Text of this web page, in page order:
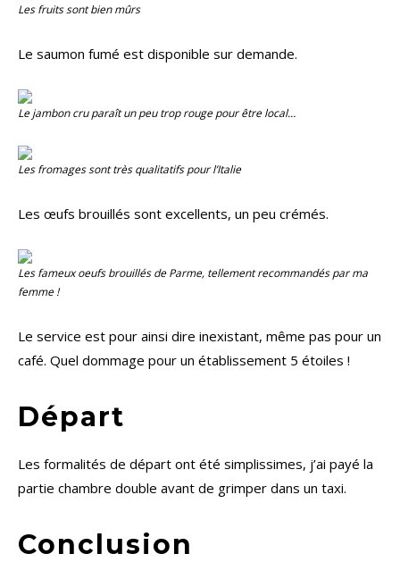
Les fruits sont bien mûrs
Le saumon fumé est disponible sur demande.
Le jambon cru paraît un peu trop rouge pour être local…
Les fromages sont très qualitatifs pour l’Italie
Les œufs brouillés sont excellents, un peu crémés.
Les fameux oeufs brouillés de Parme, tellement recommandés par ma
femme !
Le service est pour ainsi dire inexistant, même pas pour un
café. Quel dommage pour un établissement 5 étoiles !
Départ
Les formalités de départ ont été simplissimes, j’ai payé la
partie chambre double avant de grimper dans un taxi.
Conclusion